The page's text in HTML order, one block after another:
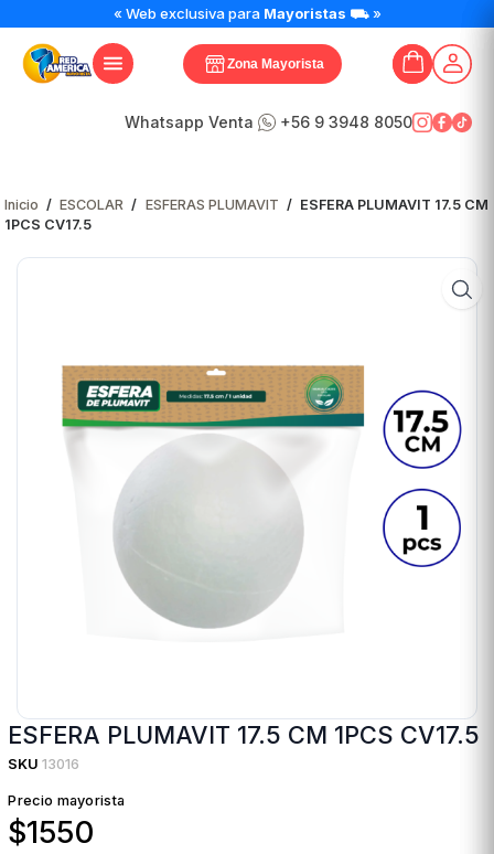
« Web exclusiva para Mayoristas ⛟ »
Zona Mayorista
Whatsapp Venta +56 9 3948 8050
Inicio / ESCOLAR / ESFERAS PLUMAVIT / ESFERA PLUMAVIT 17.5 CM
1PCS CV17.5
ESFERA PLUMAVIT 17.5 CM 1PCS CV17.5
SKU 13016
Precio mayorista
$1550
PLUMAVIT
17.5
CM